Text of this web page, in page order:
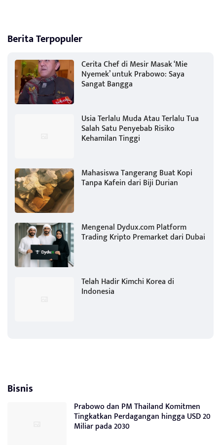
Berita Terpopuler
Cerita Chef di Mesir Masak ‘Mie
Nyemek’ untuk Prabowo: Saya
Sangat Bangga
Usia Terlalu Muda Atau Terlalu Tua
Salah Satu Penyebab Risiko
Kehamilan Tinggi
Mahasiswa Tangerang Buat Kopi
Tanpa Kafein dari Biji Durian
Mengenal Dydux.com Platform
Trading Kripto Premarket dari Dubai
Telah Hadir Kimchi Korea di
Indonesia
Bisnis
Prabowo dan PM Thailand Komitmen
Tingkatkan Perdagangan hingga USD 20
Miliar pada 2030